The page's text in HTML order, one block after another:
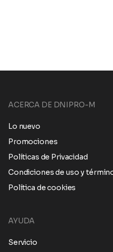
ACERCA DE DNIPRO-M
Lo nuevo
Promociones
Políticas de Privacidad
Condiciones de uso y
Política de cookies
AYUDA
Servicio